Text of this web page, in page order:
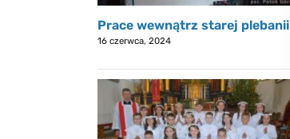
Prace wewnątrz starej plebanii
16 czerwca, 2024